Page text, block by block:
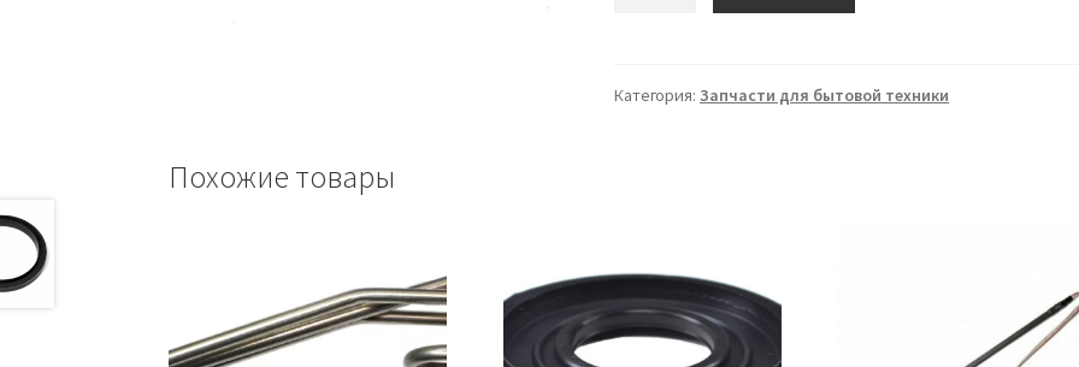
кВт
Категория:Запчасти для бытовой техники
Похожие товары